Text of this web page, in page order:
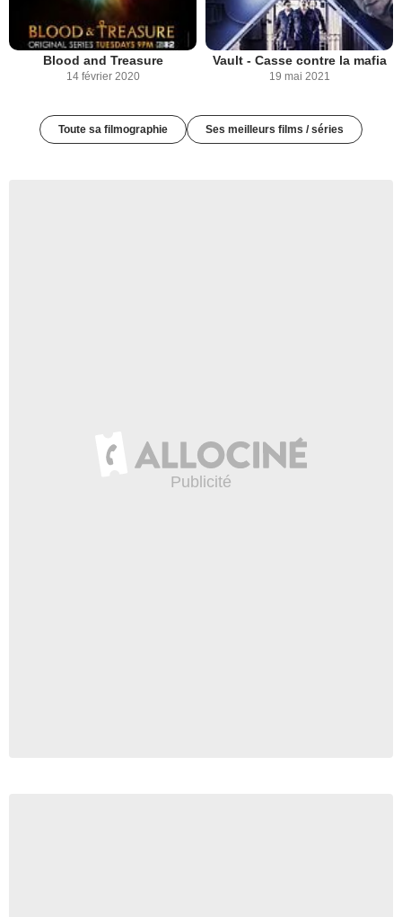
Blood and Treasure
14 février 2020
Vault - Casse contre la mafia
19 mai 2021
Toute sa filmographie Ses meilleurs films / séries